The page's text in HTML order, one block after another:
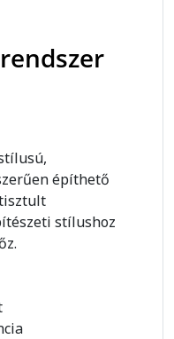
építhető
stílushoz